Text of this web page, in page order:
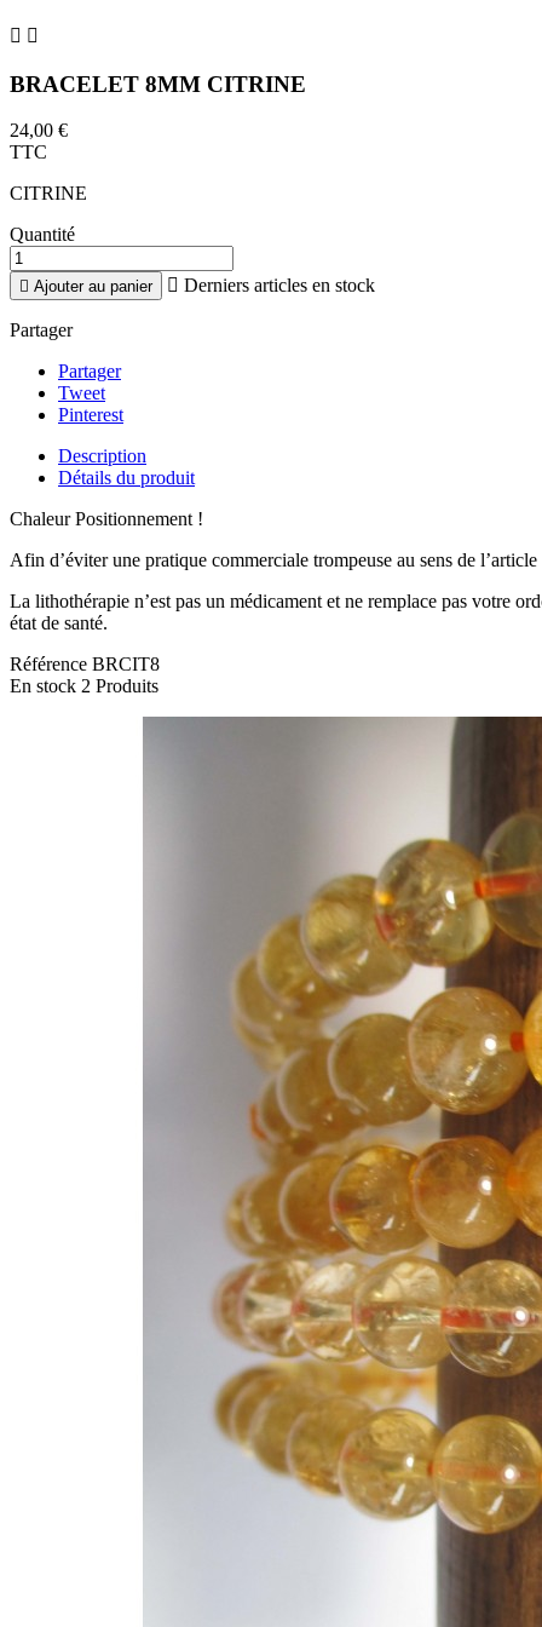
 
BRACELET 8MM CITRINE
24,00 €
TTC
CITRINE
Quantité
 Ajouter au panier  Derniers articles en stock
Partager
Partager
Tweet
Pinterest
Description
Détails du produit
Chaleur Positionnement !
Afin d’éviter une pratique commerciale trompeuse au sens de
La lithothérapie n’est pas un médicament et ne remplace pas votre
état de santé.
Référence BRCIT8
En stock 2 Produits